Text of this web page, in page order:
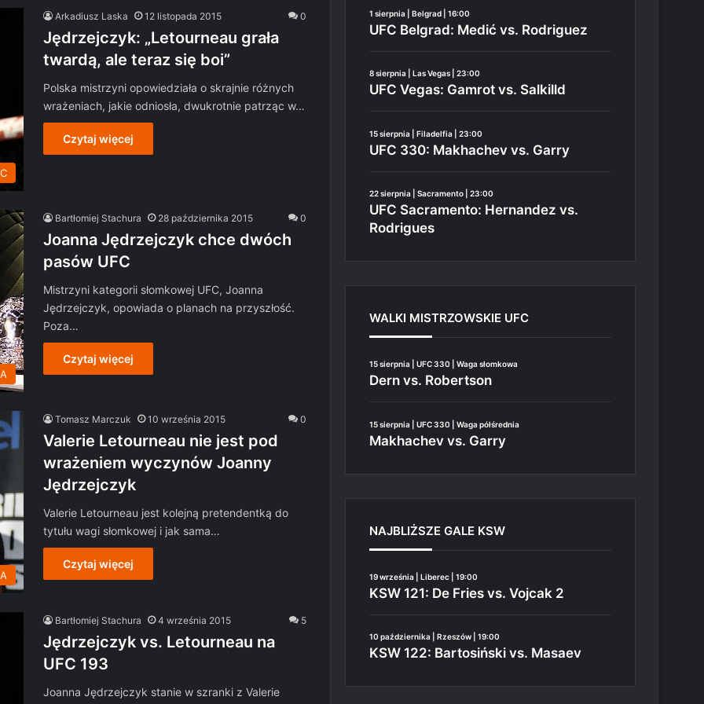
Arkadiusz Laska 12 listopada 2015 0
Jędrzejczyk: „Letourneau grała
twardą, ale teraz się boi”
Polska mistrzyni opowiedziała o skrajnie różnych
wrażeniach, jakie odniosła, dwukrotnie patrząc w…
Czytaj więcej
Bartłomiej Stachura 28 października 2015 0
Joanna Jędrzejczyk chce dwóch
pasów UFC
Mistrzyni kategorii słomkowej UFC, Joanna
Jędrzejczyk, opowiada o planach na przyszłość.
Poza…
Czytaj więcej
Tomasz Marczuk 10 września 2015 0
Valerie Letourneau nie jest pod
wrażeniem wyczynów Joanny
Jędrzejczyk
Valerie Letourneau jest kolejną pretendentką do
tytułu wagi słomkowej i jak sama…
Czytaj więcej
Bartłomiej Stachura 4 września 2015 5
Jędrzejczyk vs. Letourneau na
UFC 193
Joanna Jędrzejczyk stanie w szranki z Valerie
1 sierpnia | Belgrad | 16:00
UFC Belgrad: Medić vs. Rodriguez
8 sierpnia | Las Vegas | 23:00
UFC Vegas: Gamrot vs. Salkilld
15 sierpnia | Filadelfia | 23:00
UFC 330: Makhachev vs. Garry
22 sierpnia | Sacramento | 23:00
UFC Sacramento: Hernandez vs.
Rodrigues
WALKI MISTRZOWSKIE UFC
15 sierpnia | UFC 330 | Waga słomkowa
Dern vs. Robertson
15 sierpnia | UFC 330 | Waga półśrednia
Makhachev vs. Garry
NAJBLIŻSZE GALE KSW
19 września | Liberec | 19:00
KSW 121: De Fries vs. Vojcak 2
10 października | Rzeszów | 19:00
KSW 122: Bartosiński vs. Masaev